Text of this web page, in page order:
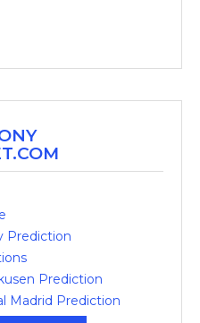
Prediction
Prediction
Madrid Prediction